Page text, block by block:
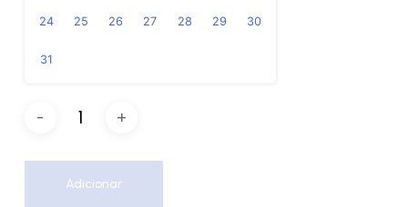
24 25 26 27 28 29 30
31
Adicionar